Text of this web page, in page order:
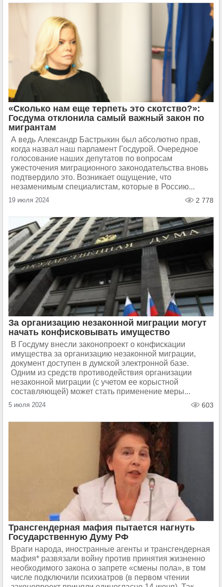
«Сколько нам еще терпеть это скотство?»:
Госдума отклонила самый важный закон по
мигрантам
А ведь Александр Бастрыкин был абсолютно прав,
когда назвал наш парламент Госдурой. Очередное
голосование наших депутатов по вопросам
ужесточения миграционного законодательства вновь
подтвердило это. Возникает ощущение, что
незаменимым специалистам, которые в Россию...
19 июля 2024 2 778
За организацию незаконной миграции могут
начать конфисковывать имущество
В Госдуму внесли законопроект о конфискации
имущества за организацию незаконной миграции,
документ доступен в думской электронной базе.
Одним из средств противодействия организации
незаконной миграции (с учетом ее корыстной
составляющей) может стать применение меры...
5 июля 2024 603
Трансгендерная мафия пытается нагнуть
Государственную Думу РФ
Враги народа, иностранные агенты и трансгендерная
мафия* развязали войну против принятия жизненно
необходимого закона о запрете «смены пола», в том
числе подключили психиатров (в первом чтении